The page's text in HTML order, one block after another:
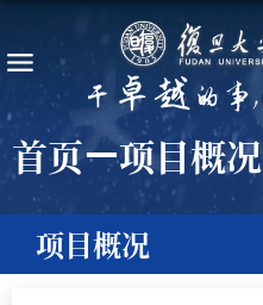
首页 项目概况
项目概况